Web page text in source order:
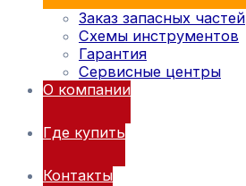
Заказ запасных частей
Схемы инструментов
Гарантия
Сервисные центры
О компании
Где купить
Контакты